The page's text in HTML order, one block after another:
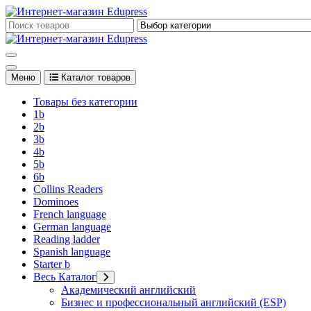
Перейти
к
содержимому
Edupress Uzbekistan, Edupress Узбекистан, книги, учебники на
Меню Каталог товаров
Товары без категории
1b
2b
3b
4b
5b
6b
Collins Readers
Dominoes
French language
German language
Reading ladder
Spanish language
Starter b
Весь Каталог
Академический английский
Бизнес и профессиональный английский (ESP)